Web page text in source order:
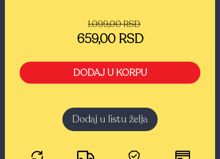
1.099,00 RSD
659,00 RSD
DODAJ U KORPU
Dodaj u listu želja